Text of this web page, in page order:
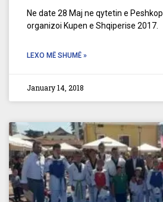
Ne date 28 Maj ne qytetin e
organizoi Kupen e Shqiperise 2017.
LEXO MË SHUMË »
January 14, 2018